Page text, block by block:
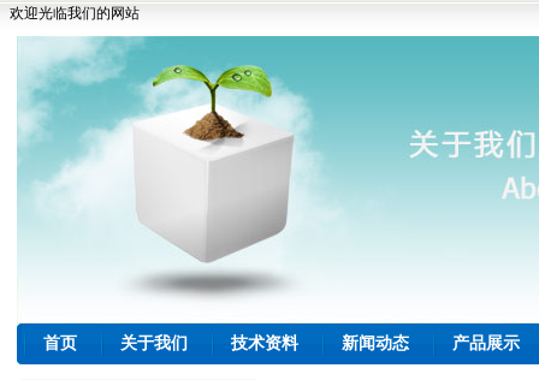
欢迎光临我们的网站
首页 关于我们 技术资料 新闻动态 产品展示